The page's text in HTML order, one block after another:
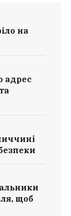
на
адрес
щоб